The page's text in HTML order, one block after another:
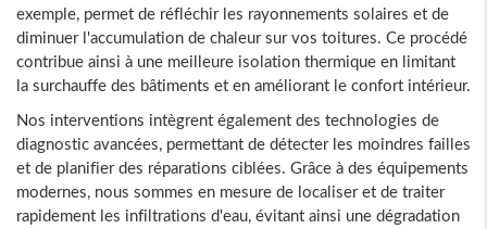
exemple, permet de réfléchir les rayonnements solaires et de
diminuer l'accumulation de chaleur sur vos toitures. Ce procédé
contribue ainsi à une meilleure isolation thermique en limitant
la surchauffe des bâtiments et en améliorant le confort intérieur.
Nos interventions intègrent également des technologies de
diagnostic avancées, permettant de détecter les moindres failles
et de planifier des réparations ciblées. Grâce à des équipements
modernes, nous sommes en mesure de localiser et de traiter
rapidement les infiltrations d'eau, évitant ainsi une dégradation